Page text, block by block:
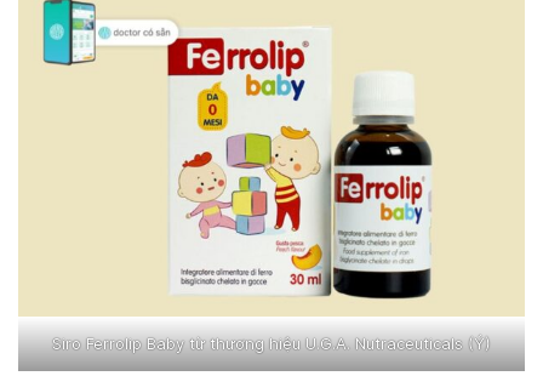
Siro Ferrolip Baby từ thương hiệu U.G.A. Nutraceuticals (Ý)